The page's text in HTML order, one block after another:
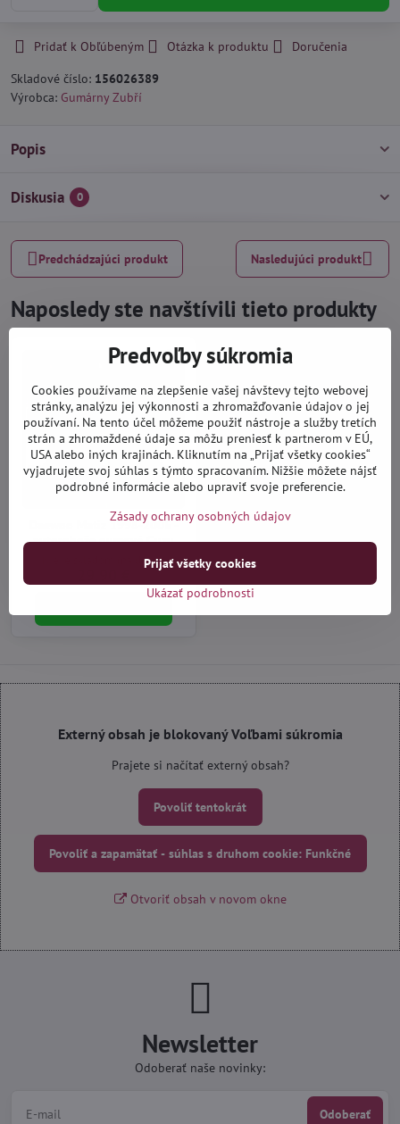
Pridať k Obľúbeným Otázka k produktu
Doručenia
Skladové číslo: 156026389
Výrobca: Gumárny Zubří
Popis
Diskusia 0
Predchádzajúci produkt Nasledujúci produkt
Naposledy ste navštívili tieto produkty
Daewoo Matiz 1998-2005 -
autorohože gumové Guzu
Nie je skladom (na dotaz)
Externý obsah je blokovaný Voľbami súkromia
Prajete si načítať externý obsah?
Povoliť tentokrát
Povoliť a zapamätať - súhlas s druhom cookie: Funkčné
Otvoriť obsah v novom okne
Newsletter
Odoberať naše novinky:
Odoberať
Predvoľby súkromia
Cookies používame na zlepšenie vašej návštevy tejto webovej
stránky, analýzu jej výkonnosti a zhromažďovanie údajov o jej
používaní. Na tento účel môžeme použiť nástroje a služby tretích
strán a zhromaždené údaje sa môžu preniesť k partnerom v EÚ,
USA alebo iných krajinách. Kliknutím na „Prijať všetky cookies“
vyjadrujete svoj súhlas s týmto spracovaním. Nižšie môžete nájsť
podrobné informácie alebo upraviť svoje preferencie.
Zásady ochrany osobných údajov
Ukázať podrobnosti
Prijať všetky cookies